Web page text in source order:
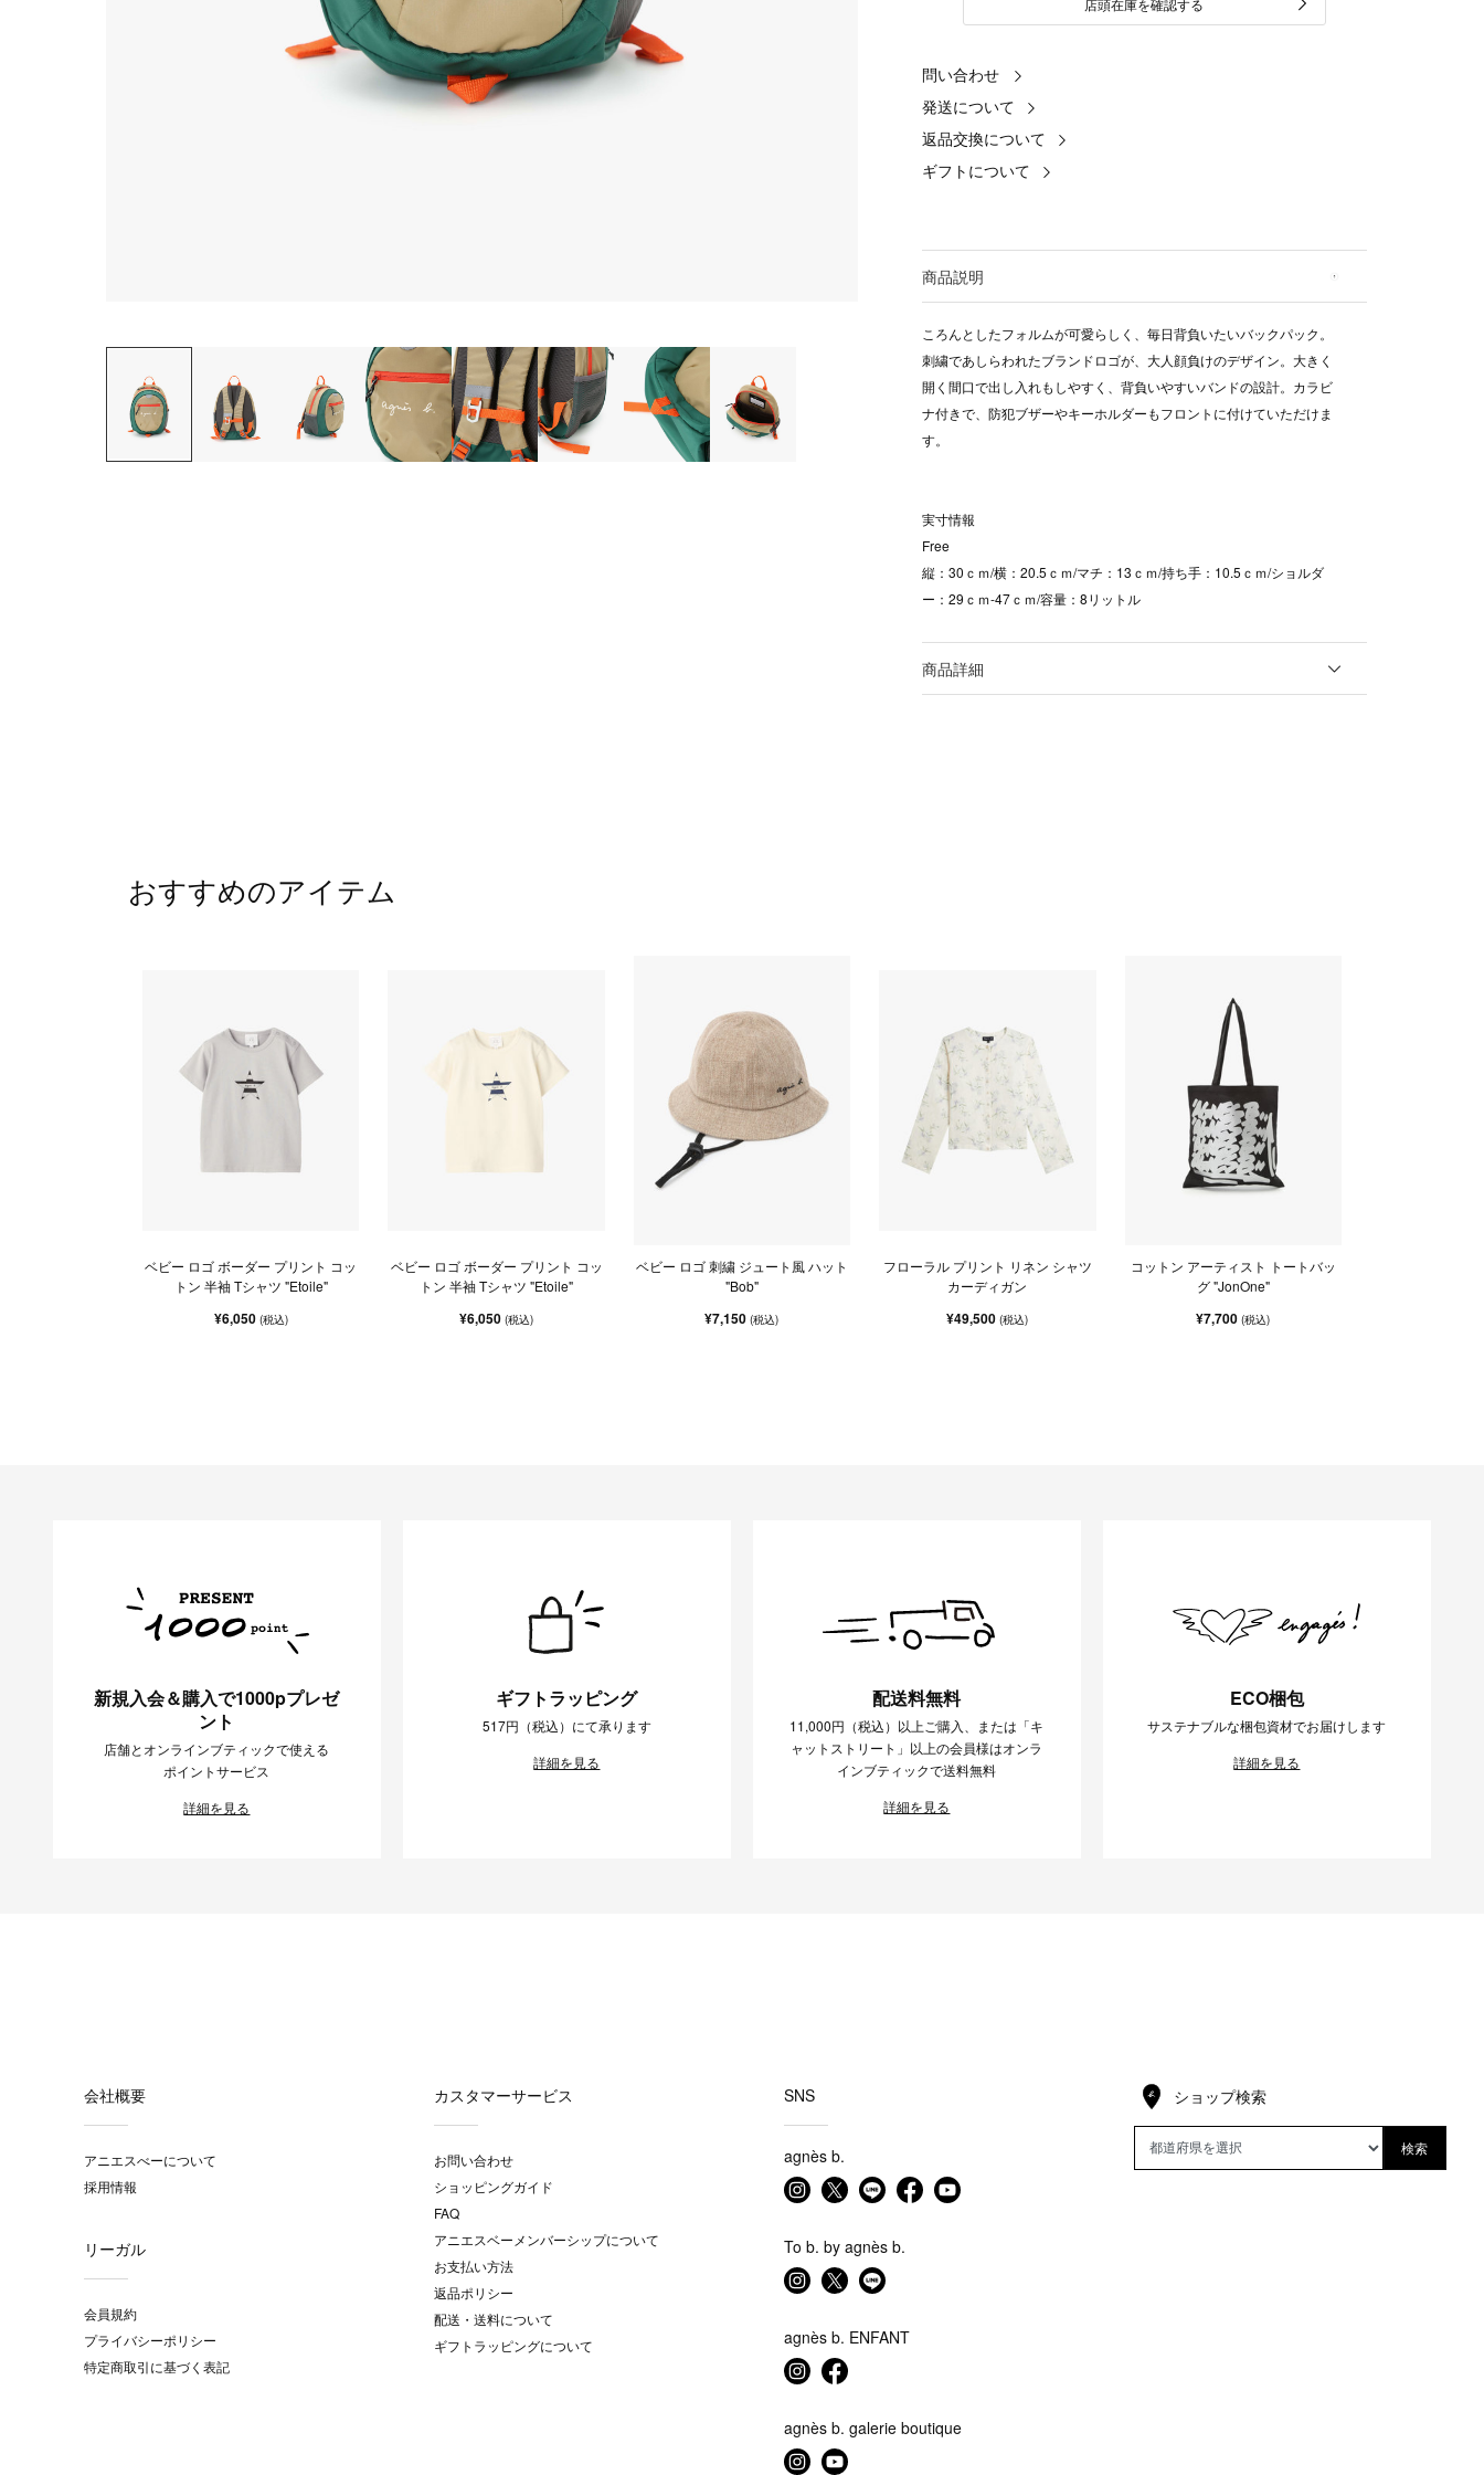
店頭在庫を確認する
問い合わせ
発送について
返品交換について
ギフトについて
商品説明
ころんとしたフォルムが可愛らしく、毎日背負いたいバックパック。
刺繍であしらわれたブランドロゴが、大人顔負けのデザイン。大きく
開く間口で出し入れもしやすく、背負いやすいバンドの設計。カラビ
ナ付きで、防犯ブザーやキーホルダーもフロントに付けていただけま
す。
実寸情報
Free
縦：30ｃｍ/横：20.5ｃｍ/マチ：13ｃｍ/持ち手：10.5ｃｍ/ショルダ
ー：29ｃｍ-47ｃｍ/容量：8リットル
商品詳細
おすすめのアイテム
ベビー ロゴ ボーダー プリント コッ
トン 半袖 Tシャツ "Etoile"
¥6,050 (税込)
ベビー ロゴ ボーダー プリント コッ
トン 半袖 Tシャツ "Etoile"
¥6,050(税込)
ベビー ロゴ 刺繍 ジュート風 ハット
"Bob"
¥7,150(税込)
フローラル プリント リネン シャツ
カーディガン
¥49,500(税込)
コットン アーティスト トートバッ
グ "JonOne"
¥7,700(税込)
新規入会＆購入で1000pプレゼ
ント
店舗とオンラインブティックで使える
ポイントサービス
詳細を見る
ギフトラッピング
517円（税込）にて承ります
詳細を見る
配送料無料
11,000円（税込）以上ご購入、または「キ
ャットストリート」以上の会員様はオンラ
インブティックで送料無料
詳細を見る
ECO梱包
サステナブルな梱包資材でお届けします
詳細を見る
会社概要
アニエスべーについて
採用情報
リーガル
会員規約
プライバシーポリシー
特定商取引に基づく表記
カスタマーサービス
お問い合わせ
ショッピングガイド
FAQ
アニエスベーメンバーシップについて
お支払い方法
返品ポリシー
配送・送料について
ギフトラッピングについて
SNS
agnès b.
To b. by agnès b.
agnès b. ENFANT
agnès b. galerie boutique
ショップ検索
検索